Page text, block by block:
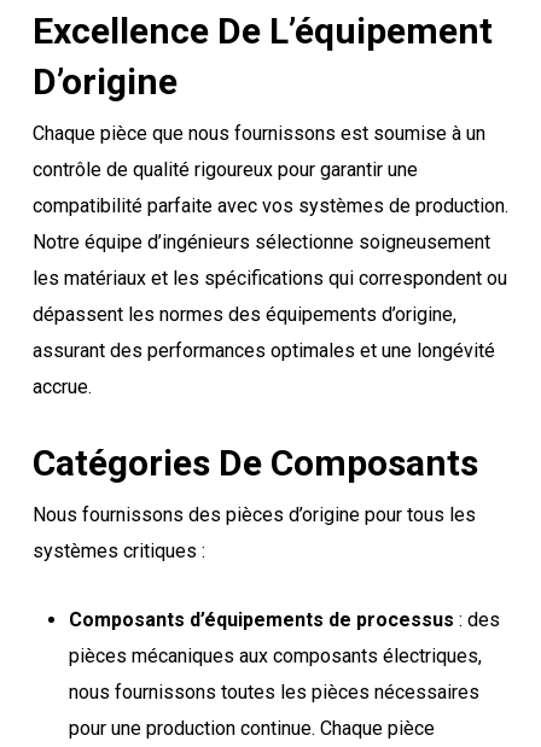
Excellence De L’équipement
D’origine
Chaque pièce que nous fournissons est soumise à un
contrôle de qualité rigoureux pour garantir une
compatibilité parfaite avec vos systèmes de production.
Notre équipe d’ingénieurs sélectionne soigneusement
les matériaux et les spécifications qui correspondent ou
dépassent les normes des équipements d’origine,
assurant des performances optimales et une longévité
accrue.
Catégories De Composants
Nous fournissons des pièces d’origine pour tous les
systèmes critiques :
Composants d’équipements de processus : des
pièces mécaniques aux composants électriques,
nous fournissons toutes les pièces nécessaires
pour une production continue. Chaque pièce